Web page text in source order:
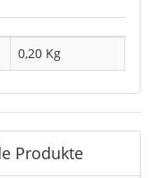
0,20 Kg
Produkte